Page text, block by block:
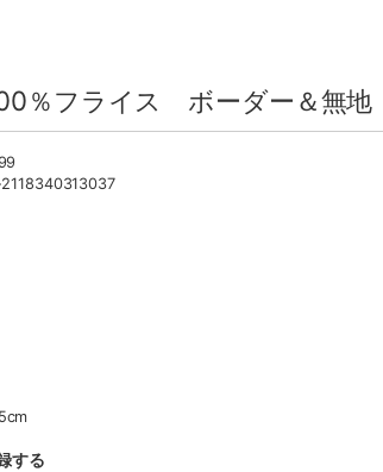
％フライス ボーダー＆無地
する